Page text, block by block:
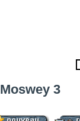
Moswey 3